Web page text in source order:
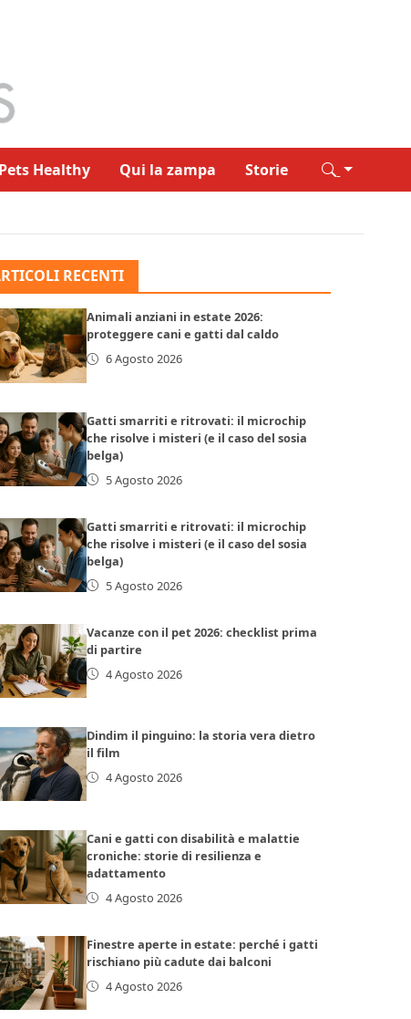
Pets Healthy Qui la zampa Storie
RECENTI
Animali anziani in estate 2026:
proteggere cani e gatti dal caldo
6 Agosto 2026
Gatti smarriti e ritrovati: il microchip
che risolve i misteri (e il caso del sosia
belga)
5 Agosto 2026
Gatti smarriti e ritrovati: il microchip
che risolve i misteri (e il caso del sosia
belga)
5 Agosto 2026
Vacanze con il pet 2026: checklist prima
di partire
4 Agosto 2026
Dindim il pinguino: la storia vera dietro
il film
4 Agosto 2026
Cani e gatti con disabilità e malattie
croniche: storie di resilienza e
adattamento
4 Agosto 2026
Finestre aperte in estate: perché i gatti
rischiano più cadute dai balconi
4 Agosto 2026